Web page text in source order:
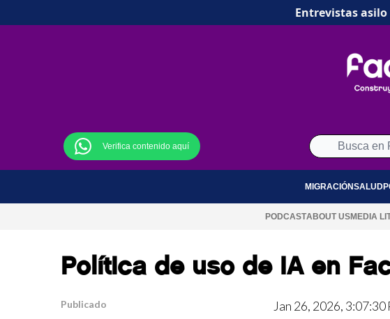
Entrevistas asilo
Verifica contenido aquí
MIGRACIÓNSALUD
PODCASTABOUT USMEDIA
Política de uso de IA en
Publicado Jan 26, 2026, 3:07:30